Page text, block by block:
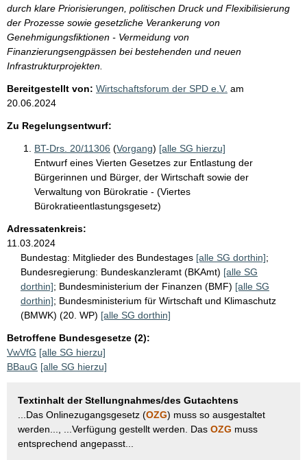
durch klare Priorisierungen, politischen Druck und Flexibilisierung
der Prozesse sowie gesetzliche Verankerung von
Genehmigungsfiktionen - Vermeidung von
Finanzierungsengpässen bei bestehenden und neuen
Infrastrukturprojekten.
Bereitgestellt von: Wirtschaftsforum der SPD e.V. am
20.06.2024
Zu Regelungsentwurf:
BT-Drs. 20/11306 (Vorgang) [alle SG hierzu]
Entwurf eines Vierten Gesetzes zur Entlastung der
Bürgerinnen und Bürger, der Wirtschaft sowie der
Verwaltung von Bürokratie - (Viertes
Bürokratieentlastungsgesetz)
Adressatenkreis:
11.03.2024
Bundestag: Mitglieder des Bundestages [alle SG dorthin];
Bundesregierung: Bundeskanzleramt (BKAmt) [alle SG
dorthin]; Bundesministerium der Finanzen (BMF) [alle SG
dorthin]; Bundesministerium für Wirtschaft und Klimaschutz
(BMWK) (20. WP) [alle SG dorthin]
Betroffene Bundesgesetze (2):
VwVfG [alle SG hierzu]
BBauG [alle SG hierzu]
Textinhalt der Stellungnahmes/des Gutachtens
...Das Onlinezugangsgesetz (OZG) muss so ausgestaltet
werden..., ...Verfügung gestellt werden. Das OZG muss
entsprechend angepasst...